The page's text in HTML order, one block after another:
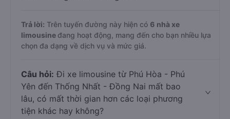
Trả lời: Trên tuyến đường này hiện có 6 nhà xe
limousine đang hoạt động, mang đến cho bạn nhiều lựa
chọn đa dạng về dịch vụ và mức giá.
Câu hỏi: Đi xe limousine từ Phú Hòa - Phú
Yên đến Thống Nhất - Đồng Nai mất bao
lâu, có mất thời gian hơn các loại phương
tiện khác hay không?